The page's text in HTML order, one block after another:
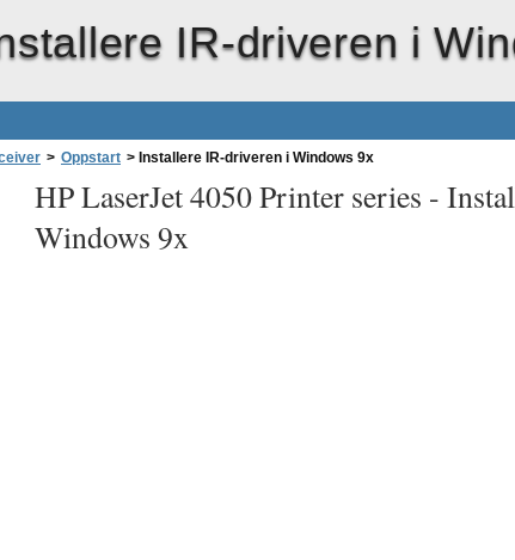
IR-driveren i
> Oppstart > Installere IR-driveren i Windows 9x
HP LaserJet 4050 Printer series -
Windows 9x